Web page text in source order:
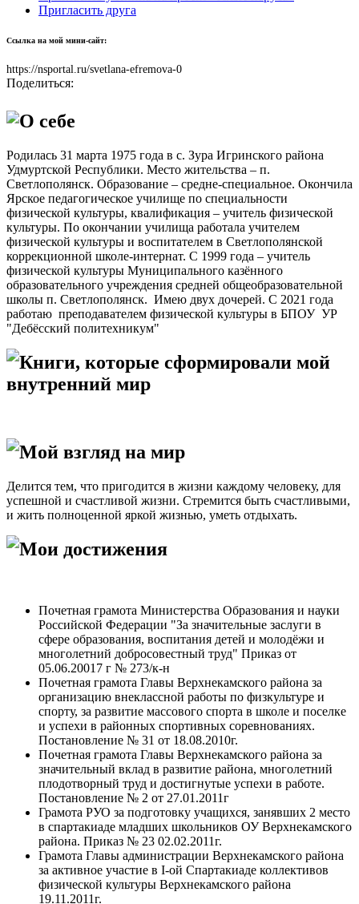
Пригласить друга
Ссылка на мой мини-сайт:
https://nsportal.ru/svetlana-efremova-0
Поделиться:
О себе
Родилась 31 марта 1975 года в с. Зура Игринского района
Удмуртской Республики. Место жительства – п.
Светлополянск. Образование – средне-специальное. Окончила
Ярское педагогическое училище по специальности
физической культуры, квалификация – учитель физической
культуры. По окончании училища работала учителем
физической культуры и воспитателем в Светлополянской
коррекционной школе-интернат. С 1999 года – учитель
физической культуры Муниципального казённого
образовательного учреждения средней общеобразовательной
школы п. Светлополянск. Имею двух дочерей. С 2021 года
работаю преподавателем физической культуры в БПОУ УР
"Дебёсский политехникум"
Книги, которые сформировали мой
внутренний мир
Мой взгляд на мир
Делится тем, что пригодится в жизни каждому человеку, для
успешной и счастливой жизни. Стремится быть счастливыми,
и жить полноценной яркой жизнью, уметь отдыхать.
Мои достижения
Почетная грамота Министерства Образования и науки
Российской Федерации "За значительные заслуги в
сфере образования, воспитания детей и молодёжи и
многолетний добросовестный труд" Приказ от
05.06.20017 г № 273/к-н
Почетная грамота Главы Верхнекамского района за
организацию внеклассной работы по физкультуре и
спорту, за развитие массового спорта в школе и поселке
и успехи в районных спортивных соревнованиях.
Постановление № 31 от 18.08.2010г.
Почетная грамота Главы Верхнекамского района за
значительный вклад в развитие района, многолетний
плодотворный труд и достигнутые успехи в работе.
Постановление № 2 от 27.01.2011г
Грамота РУО за подготовку учащихся, занявших 2 место
в спартакиаде младших школьников ОУ Верхнекамского
района. Приказ № 23 02.02.2011г.
Грамота Главы администрации Верхнекамского района
за активное участие в I-ой Спартакиаде коллективов
физической культуры Верхнекамского района
19.11.2011г.